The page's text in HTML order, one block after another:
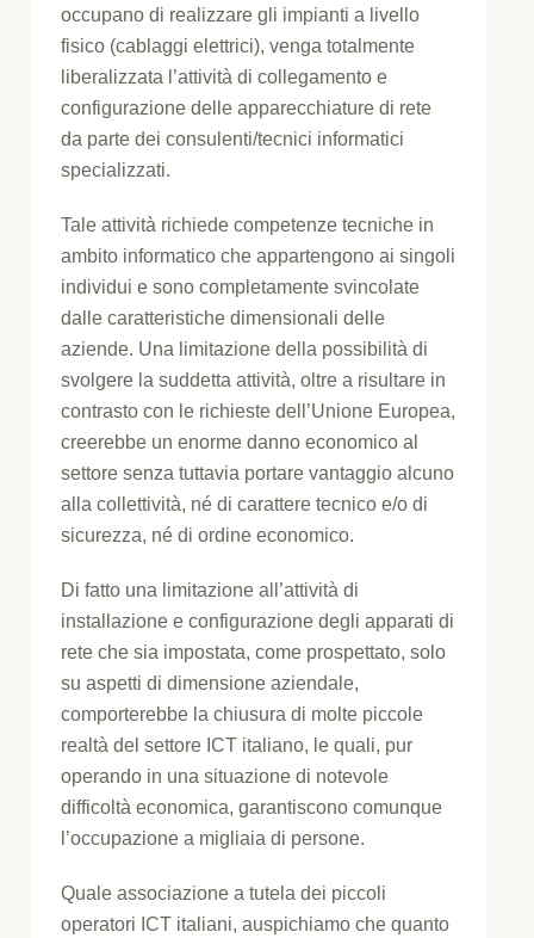
occupano di realizzare gli impianti a livello
fisico (cablaggi elettrici), venga totalmente
liberalizzata l’attività di collegamento e
configurazione delle apparecchiature di rete
da parte dei consulenti/tecnici informatici
specializzati.
Tale attività richiede competenze tecniche in
ambito informatico che appartengono ai singoli
individui e sono completamente svincolate
dalle caratteristiche dimensionali delle
aziende. Una limitazione della possibilità di
svolgere la suddetta attività, oltre a risultare in
contrasto con le richieste dell’Unione Europea,
creerebbe un enorme danno economico al
settore senza tuttavia portare vantaggio alcuno
alla collettività, né di carattere tecnico e/o di
sicurezza, né di ordine economico.
Di fatto una limitazione all’attività di
installazione e configurazione degli apparati di
rete che sia impostata, come prospettato, solo
su aspetti di dimensione aziendale,
comporterebbe la chiusura di molte piccole
realtà del settore ICT italiano, le quali, pur
operando in una situazione di notevole
difficoltà economica, garantiscono comunque
l’occupazione a migliaia di persone.
Quale associazione a tutela dei piccoli
operatori ICT italiani, auspichiamo che quanto